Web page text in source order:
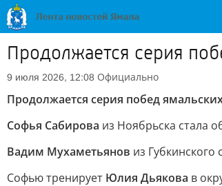
Продолжается серия
9 июля 2026, 12:08 Официально
Продолжается серия побед
Софья Сабирова из Ноябрьска стала
Вадим Мухаметьянов из
Софью тренирует Юлия Дьякова в